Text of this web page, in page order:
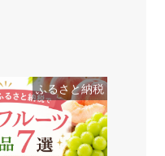
ふるさと納税